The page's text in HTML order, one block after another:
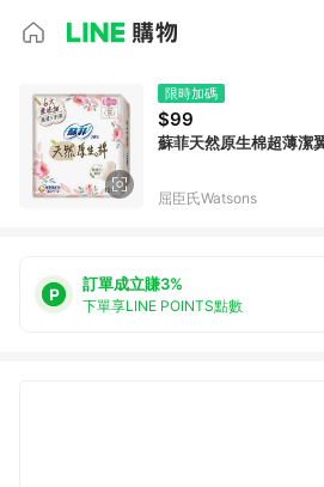
限時加碼
$99
蘇菲天然原生棉超薄潔
屈臣氏Watsons
訂單成立賺3%
下單享LINE POINTS點數